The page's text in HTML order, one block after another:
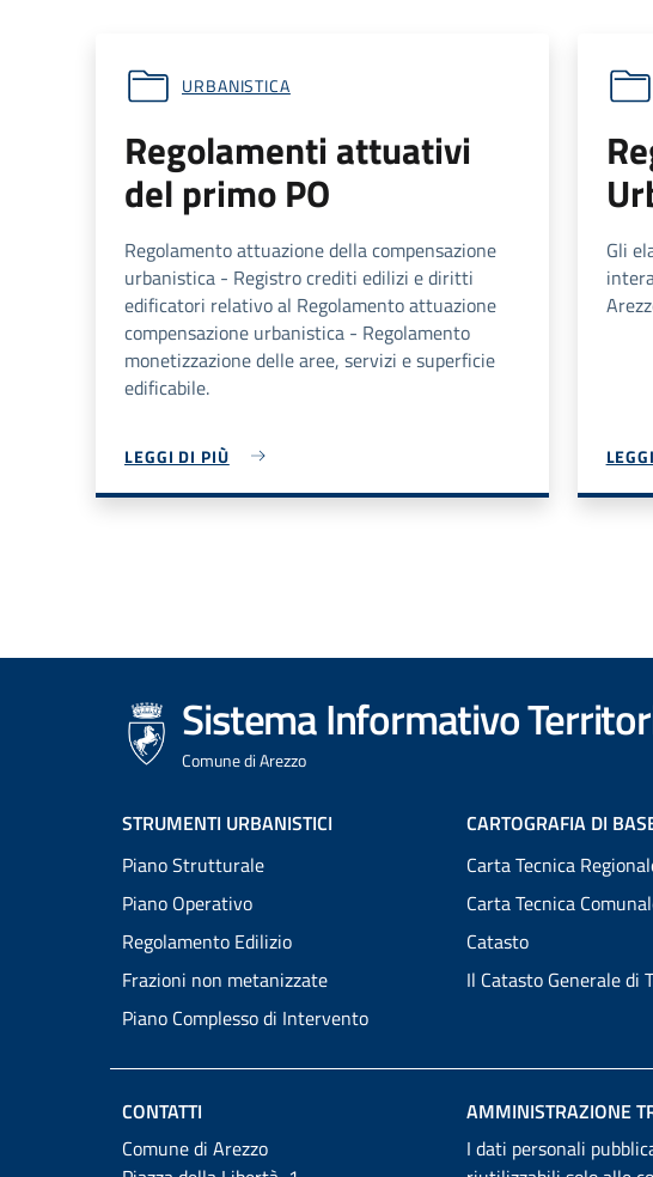
URBANISTICA
Regolamenti attuativi
del primo PO
Regolamento attuazione della compensazione
urbanistica - Registro crediti edilizi e diritti
edificatori relativo al Regolamento attuazione
compensazione urbanistica - Regolamento
monetizzazione delle aree, servizi e superficie
edificabile.
LEGGI DI PIÙ
Gli
Sistema Informativo
Comune di Arezzo
Footer
menu
STRUMENTI URBANISTICI
Piano Strutturale
Piano Operativo
Regolamento Edilizio
Frazioni non metanizzate
Piano Complesso di Intervento
CARTOGRAFIA DI
Carta Tecnica
Carta Tecnica
Catasto
Il Catasto Generale di
CONTATTI
Comune di Arezzo
AMMINISTRAZIONE
I dati personali